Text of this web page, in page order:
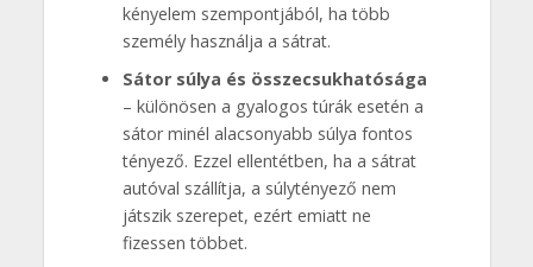
kényelem szempontjából, ha több
személy használja a sátrat.
Sátor súlya és összecsukhatósága
– különösen a gyalogos túrák esetén a
sátor minél alacsonyabb súlya fontos
tényező. Ezzel ellentétben, ha a sátrat
autóval szállítja, a súlytényező nem
játszik szerepet, ezért emiatt ne
fizessen többet.